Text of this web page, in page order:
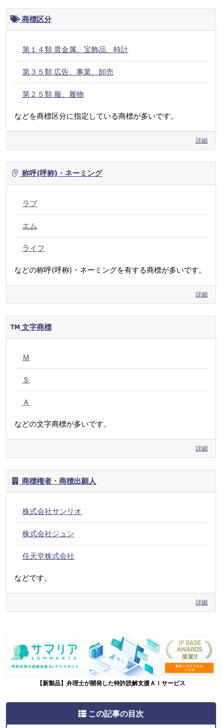
商標区分
第１４類 貴金属、宝飾品、時計
第３５類 広告、事業、卸売
第２５類 服、履物
などを商標区分に指定している商標が多いです。
詳細
称呼(呼称)・ネーミング
ラブ
エム
ライフ
などの称呼(呼称)・ネーミングを有する商標が多いです。
詳細
文字商標
Ｍ
Ｓ
Ａ
などの文字商標が多いです。
詳細
商標権者・商標出願人
株式会社サンリオ
株式会社ジュン
任天堂株式会社
などです。
詳細
【新製品】弁理士が開発した特許読解支援ＡＩサービス
この記事の目次